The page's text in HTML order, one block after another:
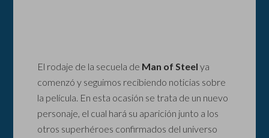
El rodaje de la secuela de Man of Steel ya
comenzó y seguimos recibiendo noticias sobre
la película. En esta ocasión se trata de un nuevo
personaje, el cual hará su aparición junto a los
otros superhéroes confirmados del universo